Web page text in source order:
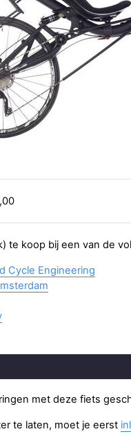
te koop bij een van de
Cycle Engineering
met deze fiets
te laten, moet je eerst